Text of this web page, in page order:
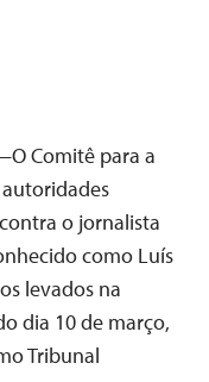
Comitê para a
o jornalista
como Luís
levados na
dia 10 de março,
Tribunal